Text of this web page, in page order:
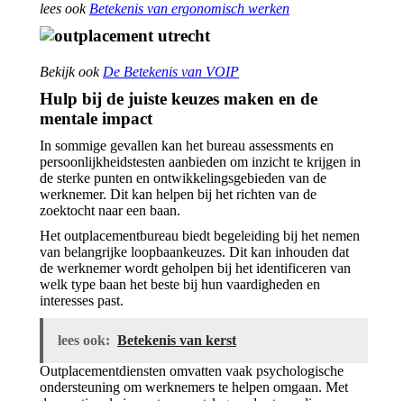
lees ook Betekenis van ergonomisch werken
Bekijk ook De Betekenis van VOIP
Hulp bij de juiste keuzes maken en de
mentale impact
In sommige gevallen kan het bureau assessments en
persoonlijkheidstesten aanbieden om inzicht te krijgen in
de sterke punten en ontwikkelingsgebieden van de
werknemer. Dit kan helpen bij het richten van de
zoektocht naar een baan.
Het outplacementbureau biedt begeleiding bij het nemen
van belangrijke loopbaankeuzes. Dit kan inhouden dat
de werknemer wordt geholpen bij het identificeren van
welk type baan het beste bij hun vaardigheden en
interesses past.
lees ook: Betekenis van kerst
Outplacementdiensten omvatten vaak psychologische
ondersteuning om werknemers te helpen omgaan. Met